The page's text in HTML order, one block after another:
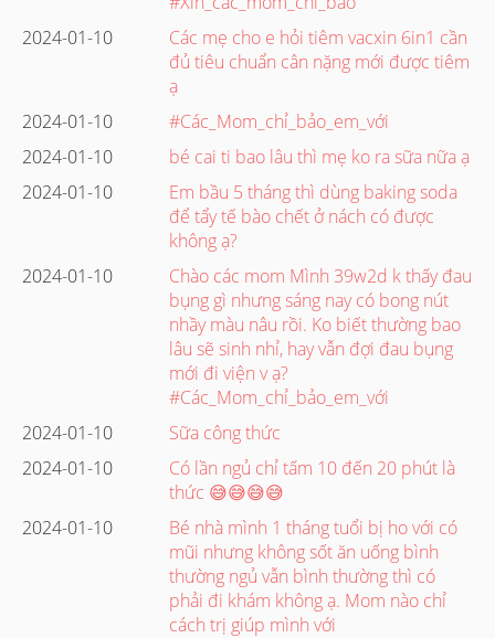
2024-01-10
Các mẹ cho e hỏi tiêm vacxin 6in1 cần
đủ tiêu chuẩn cân nặng mới được tiêm
ạ
2024-01-10
#Các_Mom_chỉ_bảo_em_với
2024-01-10
bé cai ti bao lâu thì mẹ ko ra sữa nữa ạ
2024-01-10
Em bầu 5 tháng thì dùng baking soda
để tẩy tế bào chết ở nách có được
không ạ?
2024-01-10
Chào các mom Mình 39w2d k thấy đau
bụng gì nhưng sáng nay có bong nút
nhầy màu nâu rồi. Ko biết thường bao
lâu sẽ sinh nhỉ, hay vẫn đợi đau bụng
mới đi viện v ạ?
#Các_Mom_chỉ_bảo_em_với
2024-01-10
Sữa công thức
2024-01-10
Có lần ngủ chỉ tấm 10 đến 20 phút là
thức 😅😅😅😅
2024-01-10
Bé nhà mình 1 tháng tuổi bị ho với có
mũi nhưng không sốt ăn uống bình
thường ngủ vẫn bình thường thì có
phải đi khám không ạ. Mom nào chỉ
cách trị giúp mình với